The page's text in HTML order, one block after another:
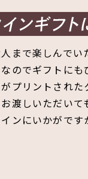
まで楽しんでい
のでギフトにも
プリントされた
渡しいただいて
ンにいかがです